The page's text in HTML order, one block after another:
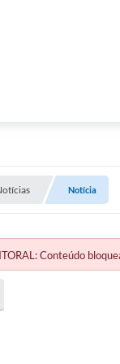
Notícia
Conteúdo